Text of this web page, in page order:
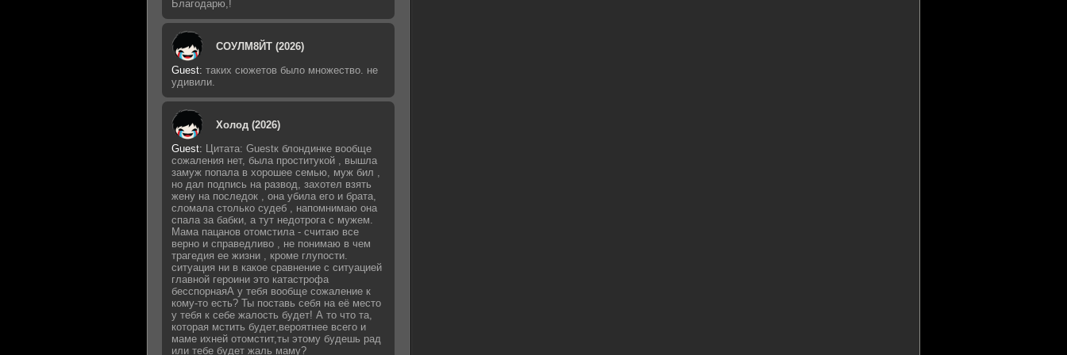
Благодарю,!
СОУЛМ8ЙТ (2026)
Guest: таких сюжетов было множество. не
удивили.
Холод (2026)
Guest: Цитата: Guestк блондинке вообще
сожаления нет, была проститукой , вышла
замуж попала в хорошее семью, муж бил ,
но дал подпись на развод, захотел взять
жену на последок , она убила его и брата,
сломала столько судеб , напомнимаю она
спала за бабки, а тут недотрога с мужем.
Мама пацанов отомстила - считаю все
верно и справедливо , не понимаю в чем
трагедия ее жизни , кроме глупости.
ситуация ни в какое сравнение с ситуацией
главной героини это катастрофа
бесспорнаяА у тебя вообще сожаление к
кому-то есть? Ты поставь себя на её место
у тебя к себе жалость будет! А то что та,
которая мстить будет,вероятнее всего и
маме ихней отомстит,ты этому будешь рад
или тебе будет жаль маму?